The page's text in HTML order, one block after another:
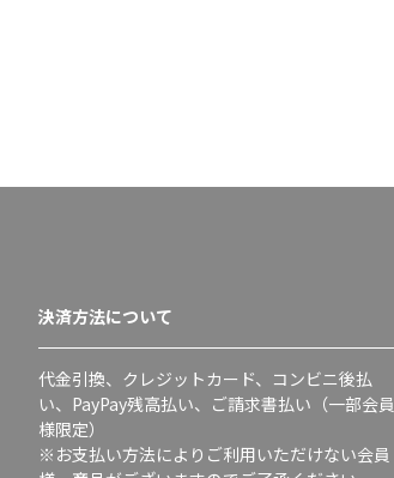
決済方法について
代金引換、クレジットカード、コンビニ後払
い、PayPay残高払い、ご請求書払い（一部会員
様限定）
※お支払い方法によりご利用いただけない会員